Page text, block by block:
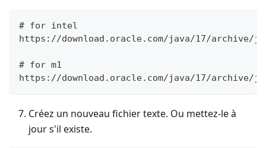
# for intel
https://download.oracle.com/java/17/archive/
# for m1
https://download.oracle.com/java/17/archive/
Créez un nouveau fichier texte. Ou mettez-le à
jour s'il existe.